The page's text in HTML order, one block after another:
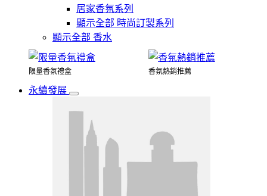
居家香氛系列
顯示全部 時尚訂製系列
顯示全部 香水
限量香氛禮盒 香氛熱銷推薦
永續發展